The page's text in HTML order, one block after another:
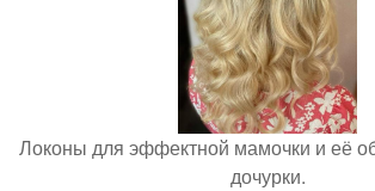
Локоны для эффектной мамочки и её
дочурки.